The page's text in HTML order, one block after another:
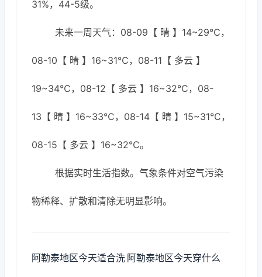
31%，44-5级。
未来一周天气：08-09【 晴 】14~29℃，
08-10【 晴 】16~31℃，08-11【 多云 】
19~34℃，08-12【 多云 】16~32℃，08-
13【 晴 】16~33℃，08-14【 晴 】15~31℃，
08-15【 多云 】16~32℃。
根据实时生活指数。气象条件对空气污染
物稀释、扩散和清除无明显影响。
阿勒泰地区今天适合洗 阿勒泰地区今天穿什么